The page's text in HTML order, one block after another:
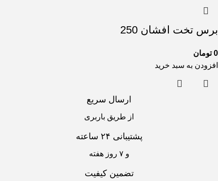
برس تخت افشان 250
0 تومان
افزودن به سبد خرید
ارسال سریع
از طریق باربری
پشتیبانی ۲۴ ساعته
و ۷ روز هفته
تضمین کیفیت